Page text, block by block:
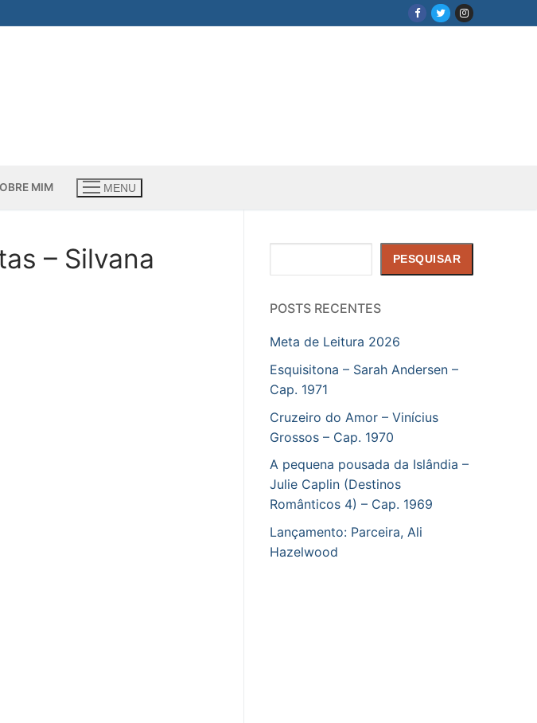
MIM MENU
– Silvana
PESQUISAR
POSTS RECENTES
Meta de Leitura 2026
Esquisitona – Sarah Andersen –
Cap. 1971
Cruzeiro do Amor – Vinícius
Grossos – Cap. 1970
A pequena pousada da Islândia –
Julie Caplin (Destinos
Românticos 4) – Cap. 1969
Lançamento: Parceira, Ali
Hazelwood